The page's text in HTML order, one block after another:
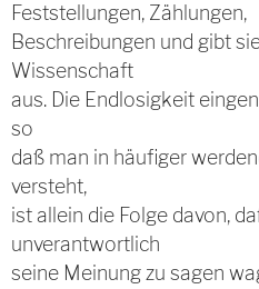
Feststellungen, Zählungen,
Beschreibungen und gibt
Wissenschaft
aus. Die Endlosigkeit
so
daß man in häufiger
versteht,
ist allein die Folge davon,
unverantwortlich
seine Meinung zu sagen